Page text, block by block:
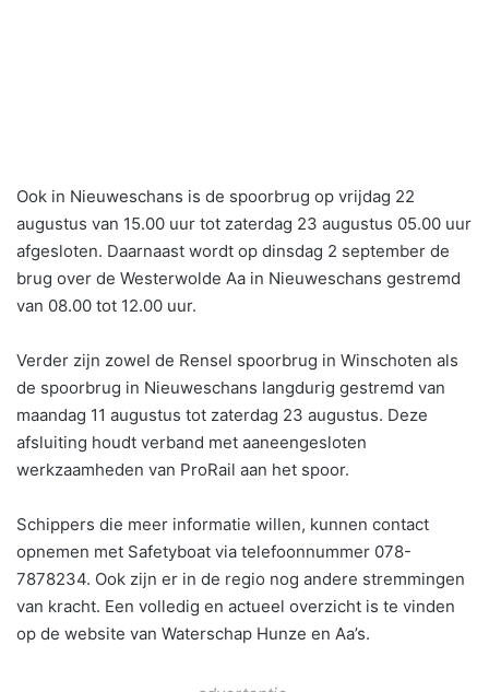
Ook in Nieuweschans is de spoorbrug op vrijdag 22
augustus van 15.00 uur tot zaterdag 23 augustus 05.00 uur
afgesloten. Daarnaast wordt op dinsdag 2 september de
brug over de Westerwolde Aa in Nieuweschans gestremd
van 08.00 tot 12.00 uur.
Verder zijn zowel de Rensel spoorbrug in Winschoten als
de spoorbrug in Nieuweschans langdurig gestremd van
maandag 11 augustus tot zaterdag 23 augustus. Deze
afsluiting houdt verband met aaneengesloten
werkzaamheden van ProRail aan het spoor.
Schippers die meer informatie willen, kunnen contact
opnemen met Safetyboat via telefoonnummer 078-
7878234. Ook zijn er in de regio nog andere stremmingen
van kracht. Een volledig en actueel overzicht is te vinden
op de website van Waterschap Hunze en Aa’s.